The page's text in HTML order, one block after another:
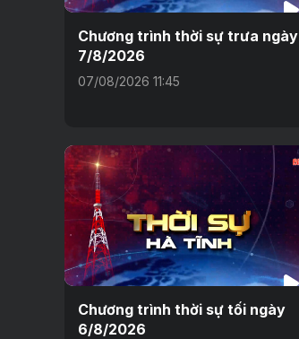
Chương trình thời sự trưa ngày
7/8/2026
07/08/2026 11:45
Chương trình thời sự tối ngày
6/8/2026